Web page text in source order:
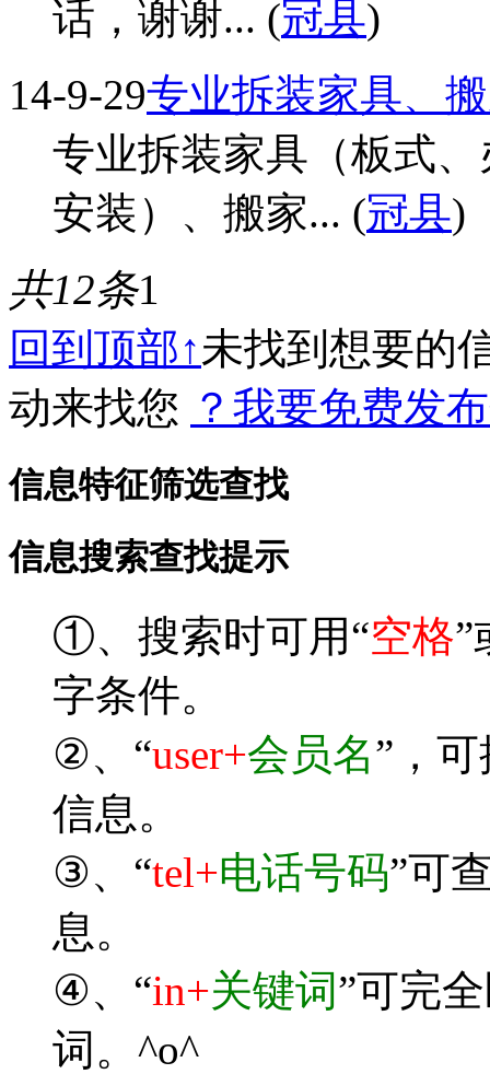
话，谢谢... (冠县)
14-9-29专业拆装家具、
专业拆装家具（板式
安装）、搬家... (冠县)
共12条1
回到顶部↑未找到想要的
动来找您 ？我要免费发
信息特征筛选查找
信息搜索查找提示
①、搜索时可用“空格”
字条件。
②、“user+会员名”，
信息。
③、“tel+电话号码”可
息。
④、“in+关键词”可完
词。^o^